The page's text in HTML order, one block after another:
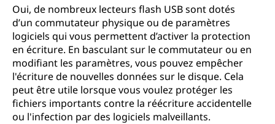
Oui, de nombreux lecteurs flash USB sont dotés
d’un commutateur physique ou de paramètres
logiciels qui vous permettent d’activer la protection
en écriture. En basculant sur le commutateur ou en
modifiant les paramètres, vous pouvez empêcher
l'écriture de nouvelles données sur le disque. Cela
peut être utile lorsque vous voulez protéger les
fichiers importants contre la réécriture accidentelle
ou l'infection par des logiciels malveillants.